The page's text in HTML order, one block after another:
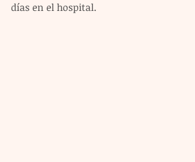
días en el hospital.